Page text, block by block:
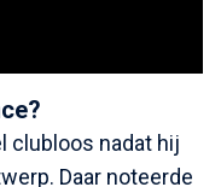
clubloos nadat hij
Daar noteerde